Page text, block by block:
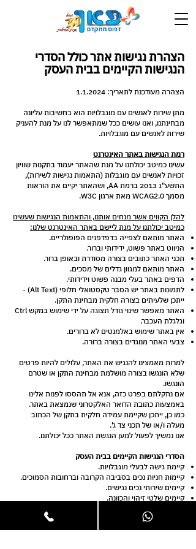
הצהרת נגישות אתר כולל הסדרי
הנגישות הקיימים בבית העסק
הצהרה מעודכנת לתאריך:
מתן שירות לאנשים עם מוגבלויות הוא בחשיבות עליונה
מבחינתנו, ואנו עושים ככל שמתאפשר לנו על מנת להעניק
שירות לאנשים עם מוגבלויות.
רמת הנגישות באתר האינטרנט
עשינו כמיטב יכולתנו על מנת שהאתר יעמוד בתקנות שוויון
זכויות לאנשים עם מוגבלות (התאמות נגישות לשירות),
התשע"ג 2013 ברמת AA, ושהאתר יקיים את הוראות
מסמך WCAG2.0 מאת ארגון W3C.
​להלן הקווים אשר מנחים אותנו, והתאמות הנגישות שעשינו
כמיטב יכולתנו על מנת ליישם באתר האינטרנט שלנו:
האתר מותאם לצפייה בדפדפנים הפופולריים.
הניווט באתר פשוט, ידידותי וברור.
תכני האתר כתובים בצורה מסודרת ובאופן ברור.
האתר מותאם למגוון גדלים של מסכים.
הדפים באתר בעלי מבנה פשוט וידידותי.
לתמונות באתר יש הסבר טקסטואלי חלופי (Alt Text) -
ייתכן שלעיתים בצורה חלקית מבחינת התקן.
האתר מאפשר שינוי גודל תצוגה על ידי שימוש במקש Ctrl
וגלגלת העכבר.
אין באתר שימוש באלמנטים לא ברורים.
צבעי האתר מנוגדים בצורה ברורה.
למרות מאמצינו להנגיש את האתר, עלולים להיות פרטים
שלא הונגשו בצורה מושלמת מבחינת התקן או שטרם
הונגשו.
אם נתקלתם בפרט כזה, אנא אל תהססו לפנות אלינו
באמצעות כתובת הדואר האלקטרוני שנמצאת באתר.
כמו כן, ייתכן שקיימת עמידה חלקית בתקן של הכתוב
מעלה ו/או של תכני צד ג'.
אנו נמשיך לפעול למען הנגשת האתר ככל יכולתנו.
הסדרי הנגישות הקיימים בבית העסק
קיימת גישה לבעלי מוגבלויות.
קיימות חניות נכים בסביבה הקרובה וברחובות הסמוכים.
קיימים שירותי נכים נגישים.
קיימים שלטי זיהוי והכוונה.
וליתר ביטחון, אנחנו מבקשים ליצור עמנו קשר לפני הגעה
פיזית אלינו.